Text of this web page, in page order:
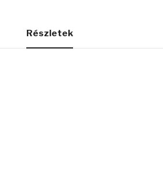
Részletek